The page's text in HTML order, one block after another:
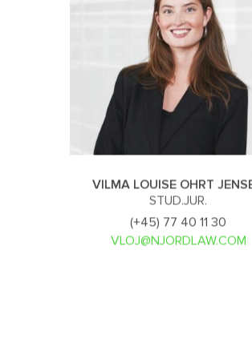
VILMA LOUISE OHRT
STUD.JUR.
(+45) 77 40 11 30
VLOJ@NJORDLAW.COM